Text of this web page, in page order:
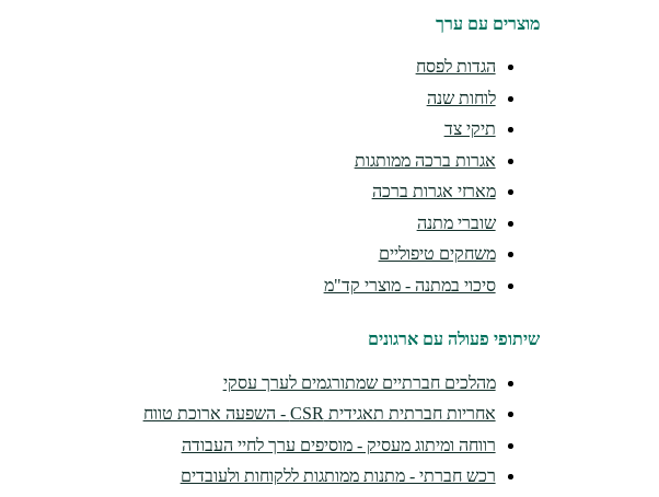
מוצרים עם ערך
הגדות לפסח
לוחות שנה
תיקי צד
אגרות ברכה ממותגות
מארזי אגרות ברכה
שוברי מתנה
משחקים טיפוליים
סיכוי במתנה - מוצרי קד"מ
שיתופי פעולה עם ארגונים
מהלכים חברתיים שמתורגמים לערך עסקי
אחריות חברתית תאגידית CSR - השפעה ארוכת טווח
רווחה ומיתוג מעסיק - מוסיפים ערך לחיי העבודה
רכש חברתי - מתנות ממותגות ללקוחות ולעובדים